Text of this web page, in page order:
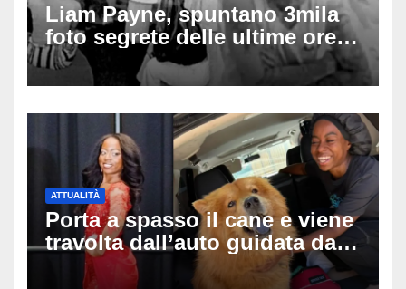
Liam Payne, spuntano 3mila
foto segrete delle ultime ore:
cosa è successo prima della
tragica caduta dall’hotel
ATTUALITÀ
Porta a spasso il cane e viene
travolta dall’auto guidata da
due bambini di 4 e 6 anni: l’ex